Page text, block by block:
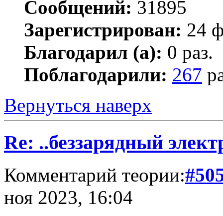
Сообщений: 31895
Зарегистрирован: 24
Благодарил (а): 0 раз.
Поблагодарили: 267
Вернуться наверх
Re: ..беззарядный
Комментарий теории:
ноя 2023, 16:04